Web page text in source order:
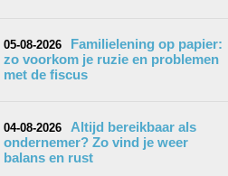
05-08-2026
Familielening op papier:
zo voorkom je ruzie en problemen
met de fiscus
04-08-2026
Altijd bereikbaar als
ondernemer? Zo vind je weer
balans en rust